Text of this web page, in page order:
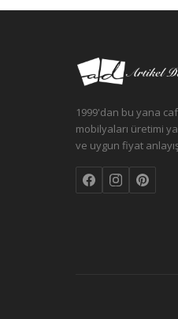
1999'dan bu yana
mobilyaları üretimi
ve uygun fiyat